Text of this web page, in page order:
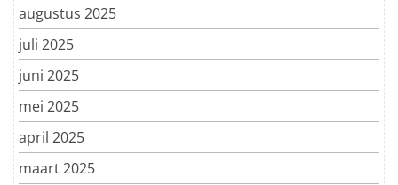
augustus 2025
juli 2025
juni 2025
mei 2025
april 2025
maart 2025